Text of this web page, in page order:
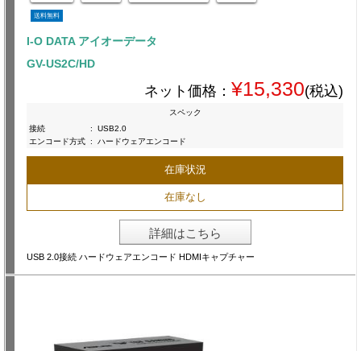
送料無料
I-O DATA アイオーデータ
GV-US2C/HD
ネット価格： ¥15,330(税込)
スペック
接続
:
USB2.0
エンコード方式 : ハードウェアエンコード
在庫状況
在庫なし
詳細はこちら
USB 2.0接続 ハードウェアエンコード HDMIキャプチャー